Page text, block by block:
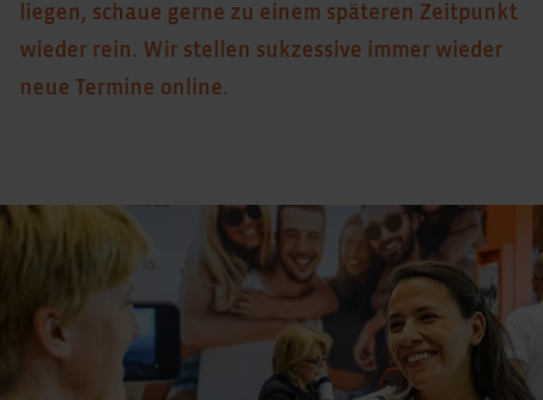
liegen, schaue gerne zu einem späteren Zeitpunkt
wieder rein. Wir stellen sukzessive immer wieder
neue Termine online.